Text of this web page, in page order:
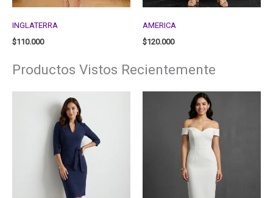
INGLATERRA
$110.000
AMERICA
$120.000
Productos Vistos Recientemente